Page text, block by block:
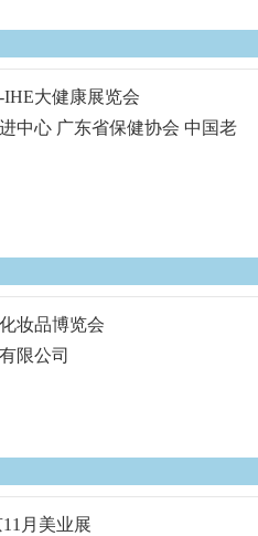
IHE大健康展览会
中心 广东省保健协会 中国老
妆品博览会
限公司
月美业展